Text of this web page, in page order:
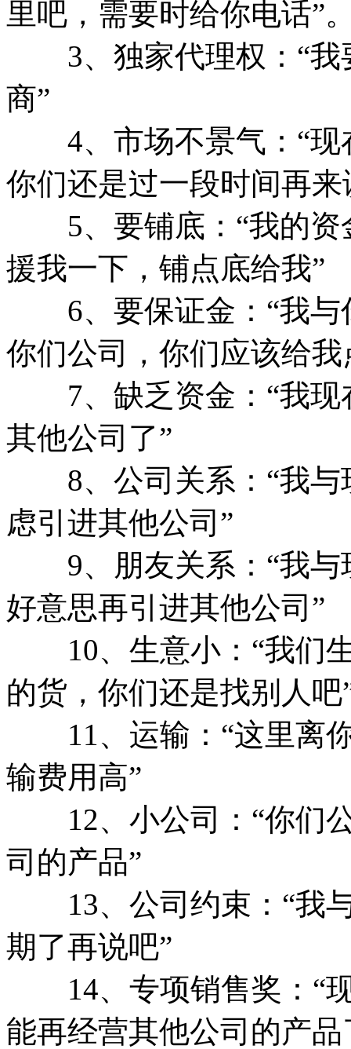
里吧，需要时给你电话”
3、独家代理权：“我
商”
4、市场不景气：“现
你们还是过一段时间再来
5、要铺底：“我的资
援我一下，铺点底给我”
6、要保证金：“我与
你们公司，你们应该给我
7、缺乏资金：“我现
其他公司了”
8、公司关系：“我与
虑引进其他公司”
9、朋友关系：“我与
好意思再引进其他公司”
10、生意小：“我们生
的货，你们还是找别人吧
11、运输：“这里离你
输费用高”
12、小公司：“你们公
司的产品”
13、公司约束：“我与
期了再说吧”
14、专项销售奖：“现
能再经营其他公司的产品